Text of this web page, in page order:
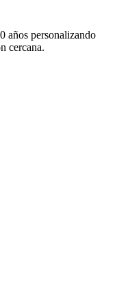
años personalizando
cercana.